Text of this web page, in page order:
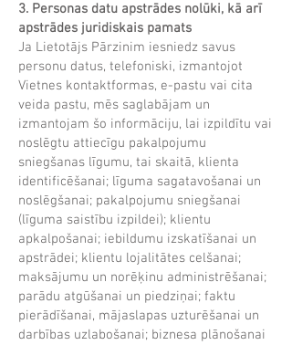
3. Personas datu apstrādes nolūki, kā arī
apstrādes juridiskais pamats
Ja Lietotājs Pārzinim iesniedz savus
personu datus, telefoniski, izmantojot
Vietnes kontaktformas, e-pastu vai cita
veida pastu, mēs saglabājam un
izmantojam šo informāciju, lai izpildītu vai
noslēgtu attiecīgu pakalpojumu
sniegšanas līgumu, tai skaitā, klienta
identificēšanai; līguma sagatavošanai un
noslēgšanai; pakalpojumu sniegšanai
(līguma saistību izpildei); klientu
apkalpošanai; iebildumu izskatīšanai un
apstrādei; klientu lojalitātes celšanai;
maksājumu un norēķinu administrēšanai;
parādu atgūšanai un piedziņai; faktu
pierādīšanai, mājaslapas uzturēšanai un
darbības uzlabošanai; biznesa plānošanai